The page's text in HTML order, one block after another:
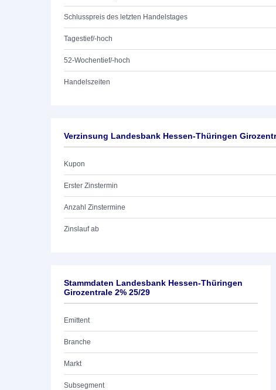
Schlusspreis des letzten Handelstages
Tagestief/-hoch
52-Wochentief/-hoch
Handelszeiten
Verzinsung Landesbank Hessen-Thüringen
Kupon
Erster Zinstermin
Anzahl Zinstermine
Zinslauf ab
Stammdaten Landesbank Hessen-Thüringen
Girozentrale 2% 25/29
Emittent
Branche
Markt
Subsegment